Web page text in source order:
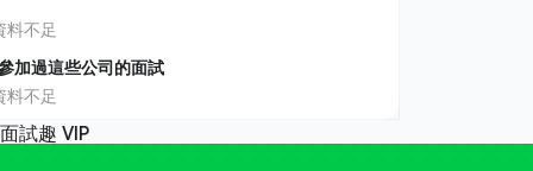
料不足
加過這些公司的面試
料不足